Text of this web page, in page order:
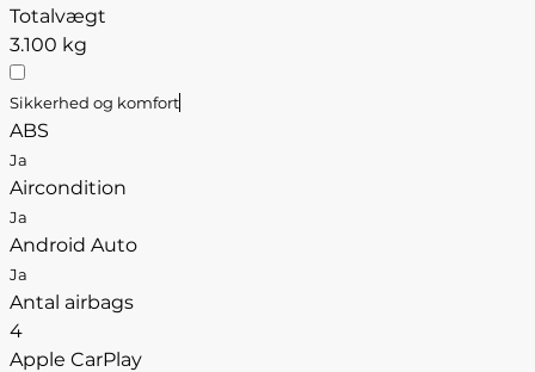
Totalvægt
3.100 kg
Sikkerhed og komfort
ABS
Ja
Aircondition
Ja
Android Auto
Ja
Antal airbags
4
Apple CarPlay